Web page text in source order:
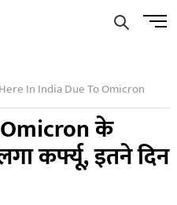
Menu
In India Due To Omicron
के
कर्फ्यू, इतने दिन